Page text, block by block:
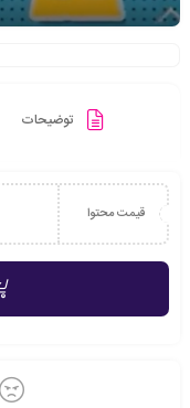
توضیحات
قیمت محتوا